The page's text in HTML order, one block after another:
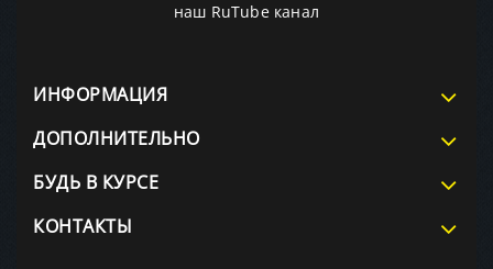
наш RuTube канал
ИНФОРМАЦИЯ
ДОПОЛНИТЕЛЬНО
БУДЬ В КУРСЕ
КОНТАКТЫ